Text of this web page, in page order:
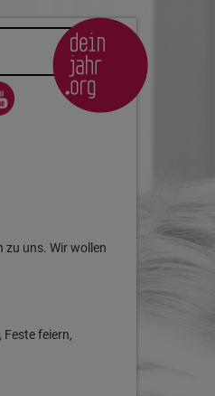
zu uns. Wir wollen
feiern,